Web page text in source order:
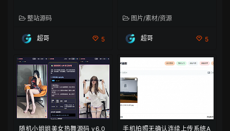
整站源码
超哥 5
图片/素材/资源
超哥 5
随机小姐姐美女热舞源码 v6.0
手机拍照无确认连续上传系统A